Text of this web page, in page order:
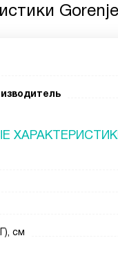
см